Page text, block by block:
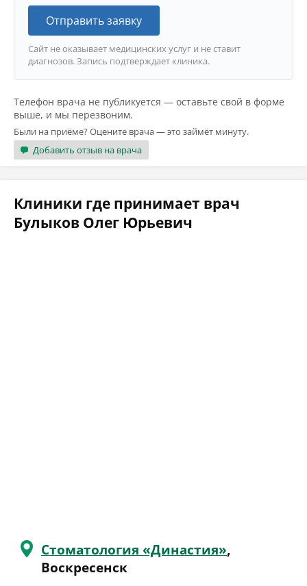
Отправить заявку
Сайт не оказывает медицинских услуг и не ставит
диагнозов. Запись подтверждает клиника.
Телефон врача не публикуется — оставьте свой в форме
выше, и мы перезвоним.
Были на приёме? Оцените врача — это займёт минуту.
Добавить отзыв на врача
Клиники где принимает врач
Булыков Олег Юрьевич
Стоматология «Династия»,
Воскресенск